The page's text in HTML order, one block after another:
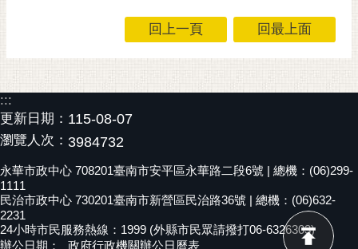
回上一頁 回最上面
:::
更新日期： 115-08-07
瀏覽人次： 3984732
永華市政中心 708201臺南市安平區永華路二段6號 | 總機：(06)299-
1111
民治市政中心 730201臺南市新營區民治路36號 | 總機：(06)632-
2231
24小時市民服務熱線：1999 (外縣市民眾請撥打06-6326303)
辦公日期：
政府行政機關辦公日曆表